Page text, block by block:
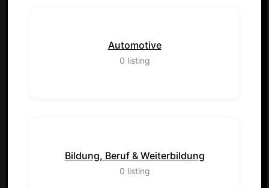
Automotive
0 listing
Bildung, Beruf & Weiterbildung
0 listing